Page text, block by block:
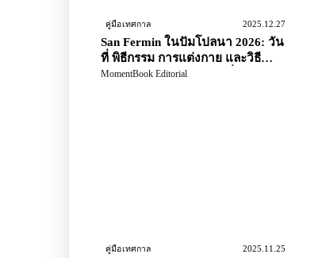
คู่มือเทศกาล 2025.12.27
San Fermin ในปัมโปลนา 2026: วัน
ที่ พิธีกรรม การแต่งกาย และวิธี
เพลิดเพลินไปกับเทศกาลที่นอกเหนือ
MomentBook Editorial
คู่มือเทศกาล 2025.11.25